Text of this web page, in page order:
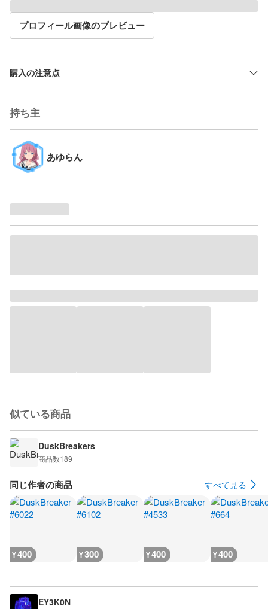
プロフィール画像のプレビュー
購入の注意点
持ち主
あゆらん
似ている商品
DuskBreakers
商品数189
同じ作者の商品 すべて見る
¥400 ¥300 ¥400 ¥400
EY3K0N